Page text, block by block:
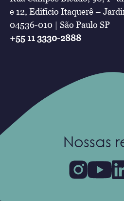
e 12, Edifício Itaquerê –
04536-010 | São Paulo SP
+55 11 3330-2888
Nossas